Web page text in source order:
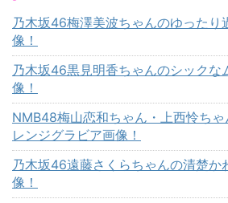
乃木坂46梅澤美波ちゃんのゆったり
像！
乃木坂46黒見明香ちゃんのシックな
像！
NMB48梅山恋和ちゃん・上西怜ち
レンジグラビア画像！
乃木坂46遠藤さくらちゃんの清楚か
像！